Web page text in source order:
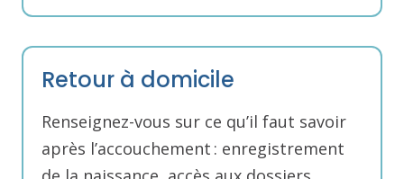
Retour à domicile
Renseignez-vous sur ce qu’il faut savoir
après l’accouchement : enregistrement